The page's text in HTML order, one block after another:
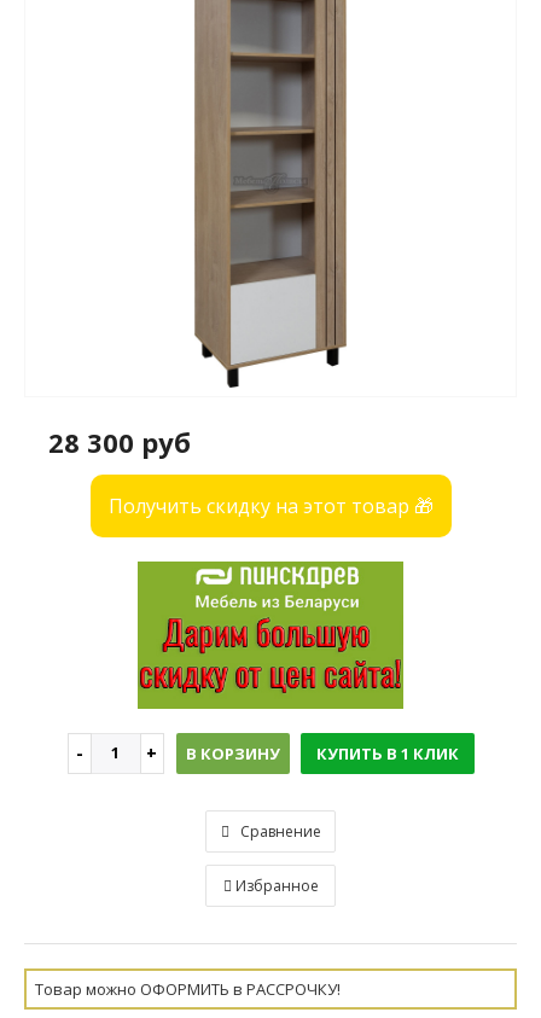
28 300 руб
Получить скидку на этот товар 🎁
В КОРЗИНУ КУПИТЬ В 1 КЛИК
Сравнение
Избранное
Товар можно ОФОРМИТЬ в РАССРОЧКУ!